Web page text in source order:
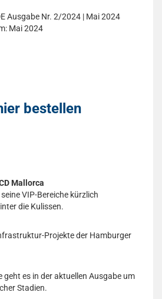
Ausgabe Nr. 2/2024 | Mai 2024
Mai 2024
bestellen
Mallorca
VIP-Bereiche kürzlich
die Kulissen.
Projekte der Hamburger
geht es in der aktuellen Ausgabe um
Stadien.